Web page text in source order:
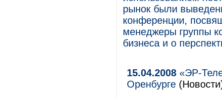
рынок были
конференции,
менеджеры группы
бизнеса и о
15.04.2008 «ЭР-
Оренбурге